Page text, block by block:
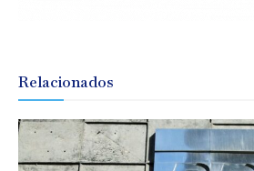
Relacionados